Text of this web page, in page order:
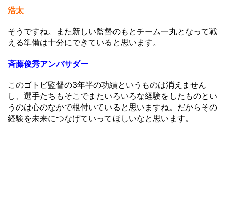
浩太
そうですね。また新しい監督のもとチーム一丸となって戦
える準備は十分にできていると思います。
斉藤俊秀アンバサダー
このゴトビ監督の3年半の功績というものは消えません
し、選手たちもそこでまたいろいろな経験をしたものとい
うのは心のなかで根付いていると思いますね。だからその
経験を未来につなげていってほしいなと思います。